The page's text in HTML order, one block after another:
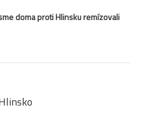
doma proti Hlinsku remízovali